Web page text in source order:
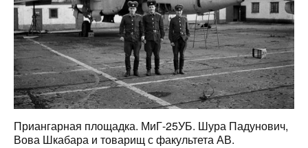
Приангарная площадка. МиГ-25УБ. Шура Падунович,
Вова Шкабара и товарищ с факультета АВ.